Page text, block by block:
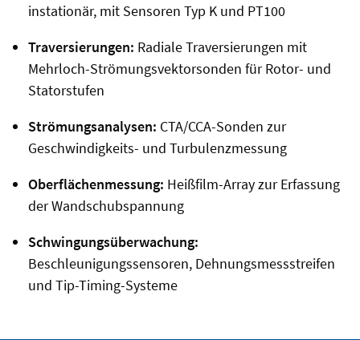
instationär, mit Sensoren Typ K und PT100
Traversierungen: Radiale Traversierungen mit
Mehrloch-Strömungsvektorsonden für Rotor- und
Statorstufen
Strömungsanalysen: CTA/CCA-Sonden zur
Geschwindigkeits- und Turbulenzmessung
Oberflächenmessung: Heißfilm-Array zur Erfassung
der Wandschubspannung
Schwingungsüberwachung:
Beschleunigungssensoren, Dehnungsmessstreifen
und Tip-Timing-Systeme